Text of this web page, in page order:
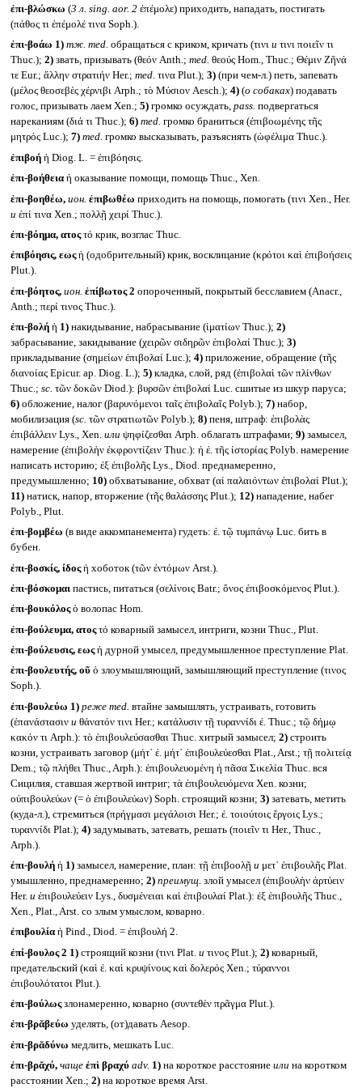
ἐπι-βλώσκω (3 л. sing. aor. 2ἐπέμολε) приходить, нападать, постигать
(πάθος τι ἐπέμολέ τινα Soph.).
ἐπι-βοάω 1) тж. med. обращаться с криком, кричать (τινι и τινι ποιεῖν τι
Thuc.); 2)звать, призывать (θεόν Anth.; med. θεούς Hom., Thuc.; Θέμιν Ζῆνά
τε Eur.; ἄλλην στρατιήν Her.; med. τινα Plut.); 3)(при чем-л.) петь, запевать
(μέλος θεοσεβὲς χέρνιβι Arph.; τὸ Μύσιον Aesch.); 4)(о собаках) подавать
голос, призывать лаем Xen.; 5)громко осуждать, pass. подвергаться
нареканиям (διά τι Thuc.); 6) med. громко браниться (ἐπιβοωμένης τῆς
μητρός Luc.); 7) med. громко высказывать, разъяснять (ὠφέλιμα Thuc.).
ἐπιβοή ἡ Diog. L. = ἐπιβόησις.
ἐπι-βοήθεια ἡ оказывание помощи, помощь Thuc., Xen.
ἐπι-βοηθέω, ион. ἐπιβωθέω приходить на помощь, помогать (τινι Xen., Her.
и ἐπί τινα Xen.; πολλῇ χειρί Thuc.).
ἐπι-βόημα, ατοςτό крик, возглас Thuc.
ἐπιβόησις, εωςἡ (одобрительный) крик, восклицание (κρότοι καὶ ἐπιβοήσεις
Plut.).
ἐπι-βόητος, ион. ἐπίβωτος 2 опороченный, покрытый бесславием (Anacr.,
Anth.; περί τινος Thuc.).
ἐπι-βολή ἡ 1)накидывание, набрасывание (ἱματίων Thuc.); 2)
забрасывание, закидывание (χειρῶν σιδηρῶν ἐπιβολαί Thuc.); 3)
прикладывание (σημείων ἐπιβολαί Luc.); 4)приложение, обращение (τῆς
διανοίας Epicur. ap. Diog. L.); 5)кладка, слой, ряд (ἐπιβολαὶ τῶν πλίνθων
Thuc.; sc. τῶν δοκῶν Diod.): βυρσῶν ἐπιβολαί Luc. сшитые из шкур паруса;
6)обложение, налог (βαρυνόμενοι ταῖς ἐπιβολαῖς Polyb.); 7)набор,
мобилизация (sc. τῶν στρατιωτῶν Polyb.); 8)пеня, штраф: ἐπιβολὰς
ἐπιβάλλειν Lys., Xen. или ψηφίζεσθαι Arph. облагать штрафами; 9)замысел,
намерение (ἐπιβολὴν ἐκφροντίζειν Thuc.): ἡ ἐ. τῆς ἱστορίας Polyb. намерение
написать историю; ἐξ ἐπιβολῆς Lys., Diod. преднамеренно,
предумышленно; 10)обхватывание, обхват (αἱ παλαιόντων ἐπιβολαί Plut.);
11)натиск, напор, вторжение (τῆς θαλάσσης Plut.); 12)нападение, набег
Polyb., Plut.
ἐπι-βομβέω (в виде аккомпанемента) гудеть: ἐ. τῷ τυμπάνῳ Luc. бить в
бубен.
ἐπι-βοσκίς, ίδοςἡ хоботок (τῶν ἐντόμων Arst.).
ἐπι-βόσκομαι пастись, питаться (σελίνοις Batr.; ὄνος ἐπιβοσκόμενος Plut.).
ἐπι-βουκόλοςὁ волопас Hom.
ἐπι-βούλευμα, ατοςτό коварный замысел, интриги, козни Thuc., Plut.
ἐπι-βούλευσις, εωςἡ дурной умысел, предумышленное преступление Plat.
ἐπι-βουλευτής, οῦὁ злоумышляющий, замышляющий преступление (τινος
Soph.).
ἐπι-βουλεύω 1) реже med. втайне замышлять, устраивать, готовить
(ἐπανάστασιν и θάνατόν τινι Her.; κατάλυσιν τῇ τυραννίδι ἐ. Thuc.; τῷ δήμῳ
κακόν τι Arph.): τὸ ἐπιβουλεύσασθαι Thuc. хитрый замысел; 2)строить
козни, устраивать заговор (μήτ᾽ ἐ. μήτ᾽ ἐπιβουλεύεσθαι Plat., Arst.; τῇ πολιτείᾳ
Dem.; τῷ πλήθει Thuc., Arph.): ἐπιβουλευομένη ἡ πᾶσα Σικελία Thuc. вся
Сицилия, ставшая жертвой интриг; τὰ ἐπιβουλευόμενα Xen. козни;
οὑπιβουλεύων (= ὁ ἐπιβουλεύων) Soph. строящий козни; 3)затевать, метить
(куда-л.), стремиться (πρήγμασι μεγάλοισι Her.; ἐ. τοιούτοις ἔργοις Lys.;
τυραννίδι Plat.); 4)задумывать, затевать, решать (ποιεῖν τι Her., Thuc.,
Arph.).
ἐπι-βουλή ἡ 1)замысел, намерение, план: τῇ ἐπιβοολῇ и μετ᾽ ἐπιβουλῆς Plat.
умышленно, преднамеренно; 2) преимущ. злой умысел (ἐπιβουλὴν ἀρτύειν
Her. и ἐπιβουλεύειν Lys., δυσμένειαι καὶ ἐπιβουλαί Plat.): ἐξ ἐπιβουλῆς Thuc.,
Xen., Plat., Arst. со злым умыслом, коварно.
ἐπιβουλία ἡ Pind., Diod. = ἐπιβουλή 2.
ἐπί-βουλος 2 1)строящий козни (τινι Plat. и τινος Plut.); 2)коварный,
предательский (καὶ ἐ. καὶ κρυψίνους καὶ δολερός Xen.; τύραννοι
ἐπιβουλότατοι Plut.).
ἐπι-βούλωςзлонамеренно, коварно (συντεθὲν πρᾶγμα Plut.).
ἐπι-βρᾰβεύω уделять, (от)давать Aesop.
ἐπι-βρᾰδύνω медлить, мешкать Luc.
ἐπι-βρᾰχύ, чаще ἐπὶ βραχύ adv. 1)на короткое расстояние или на коротком
расстоянии Xen.; 2)на короткое время Arst.